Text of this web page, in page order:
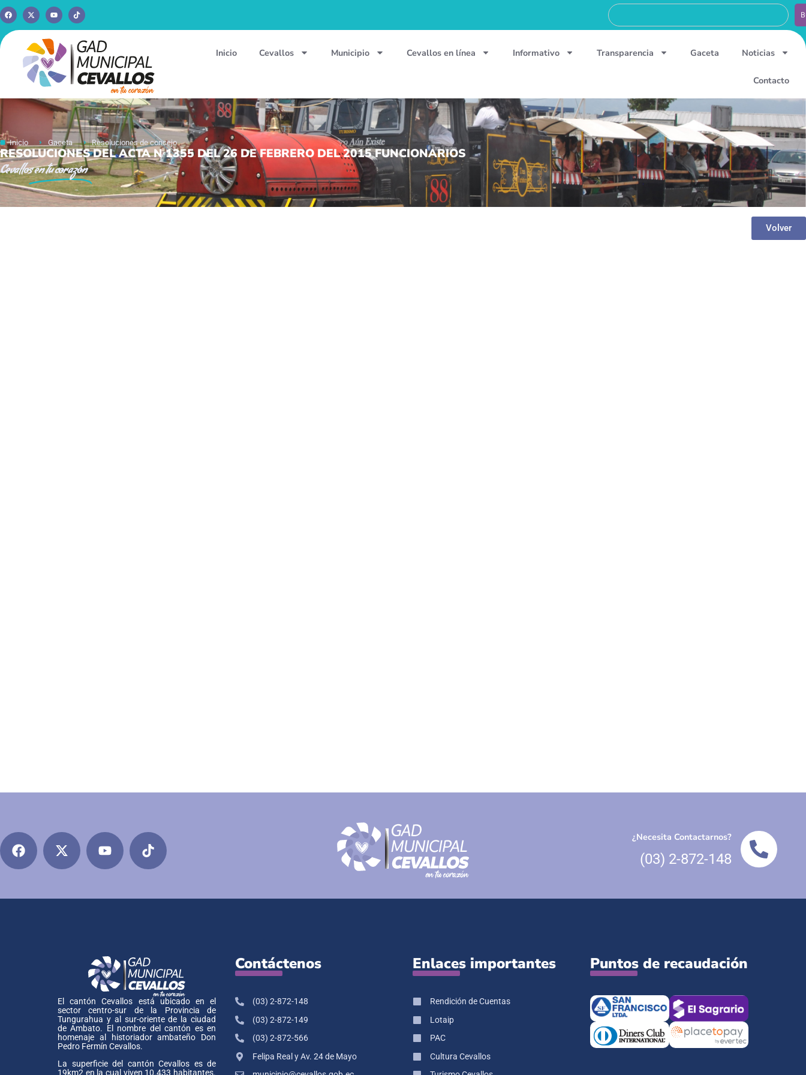
Inicio Cevallos Municipio Cevallos en línea Informativo Transparencia Gaceta Noticias
Contacto
Inicio Gaceta Resoluciones de concejo
RESOLUCIONES DEL ACTA N 1355 DEL 26 DE FEBRERO DEL 2015 FUNCIONARIOS
Cevallosen tu corazón
Volver
¿Necesita Contactarnos?
(03) 2-872-148
El cantón Cevallos está ubicado en el
sector centro-sur de la Provincia de
Tungurahua y al sur-oriente de la ciudad
de Ambato. El nombre del cantón es en
homenaje al historiador ambateño Don
Pedro Fermín Cevallos.
La superficie del cantón Cevallos es de
Contáctenos
(03) 2-872-148
(03) 2-872-149
(03) 2-872-566
Felipa Real y Av. 24 de Mayo
Enlaces importantes
Rendición de Cuentas
Lotaip
PAC
Cultura Cevallos
Puntos de recaudación